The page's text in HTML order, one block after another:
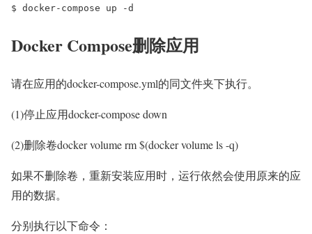
$ docker-compose up -d
Docker Compose删除应用
请在应用的docker-compose.yml的同文件夹下执行。
(1)停止应用docker-compose down
(2)删除卷docker volume rm $(docker volume ls -q)
如果不删除卷，重新安装应用时，运行依然会使用原来的应
用的数据。
分别执行以下命令：